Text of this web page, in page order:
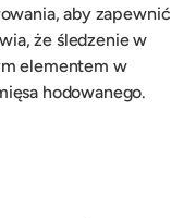
aby zapewnić
że śledzenie w
elementem w
hodowanego.